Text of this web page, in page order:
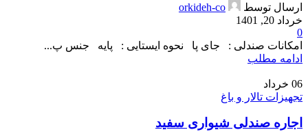
ارسال توسط
orkideh-co
خرداد 20, 1401
0
امکانات صندلی : جای پا نحوه ایستایی : پایه جنس پ...
ادامه مطلب
06 خرداد
تجهیزات تالار و باغ
اجاره صندلی شیواری سفید